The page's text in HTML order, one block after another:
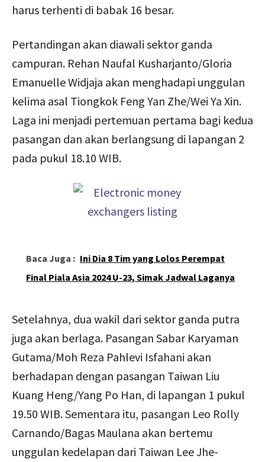
harus terhenti di babak 16 besar.
Pertandingan akan diawali sektor ganda
campuran. Rehan Naufal Kusharjanto/Gloria
Emanuelle Widjaja akan menghadapi unggulan
kelima asal Tiongkok Feng Yan Zhe/Wei Ya Xin.
Laga ini menjadi pertemuan pertama bagi kedua
pasangan dan akan berlangsung di lapangan 2
pada pukul 18.10 WIB.
Baca Juga : Ini Dia 8 Tim yang Lolos Perempat
Final Piala Asia 2024 U-23, Simak Jadwal Laganya
Setelahnya, dua wakil dari sektor ganda putra
juga akan berlaga. Pasangan Sabar Karyaman
Gutama/Moh Reza Pahlevi Isfahani akan
berhadapan dengan pasangan Taiwan Liu
Kuang Heng/Yang Po Han, di lapangan 1 pukul
19.50 WIB. Sementara itu, pasangan Leo Rolly
Carnando/Bagas Maulana akan bertemu
unggulan kedelapan dari Taiwan Lee Jhe-